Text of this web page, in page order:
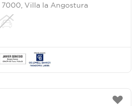
Villa la Angostura